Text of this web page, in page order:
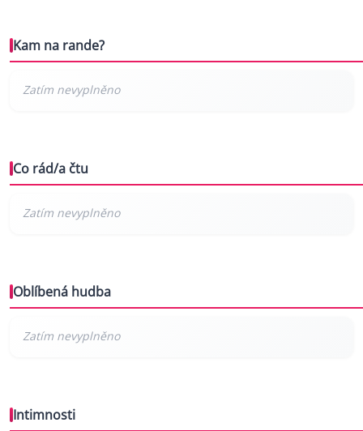
Kam na rande?
Co rád/a čtu
Oblíbená hudba
Intimnosti